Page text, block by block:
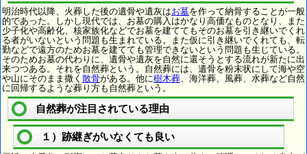
明治時代以降、火葬した後の遺骨や遺灰はお墓を作って納骨することが一般
的であった。しかし現代では、お墓の購入はかなり高価なものとなり、また
少子化や高齢化、核家族化などでお墓を建ててもそのお墓を引き継いでくれ
る者がいないという問題も生まれている。また仮に引き継いでくれても、転
勤などで遠方のためお墓を建てても管理できないという問題も生じている。
そのためお墓の代わりに、遺骨や遺灰を自然に還そうとする流れが新たに出
来つつある。それを自然葬という。自然葬には、遺骨を粉末状にして海や空
や山にそのまま撒く 散骨がある。他に樹木葬、海洋葬、風葬、水葬など自然
に回帰するような葬り方も自然葬という。
自然葬が注目されている理由
１）跡継ぎがいなくても良い